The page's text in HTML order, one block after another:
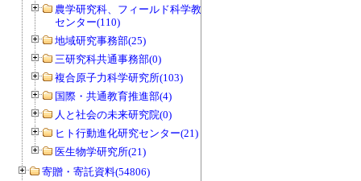
農学研究科、フィールド科学教育研究
センター(110)
地域研究事務部(25)
三研究科共通事務部(0)
複合原子力科学研究所(103)
国際・共通教育推進部(4)
人と社会の未来研究院(0)
ヒト行動進化研究センター(21)
医生物学研究所(21)
寄贈・寄託資料(54806)